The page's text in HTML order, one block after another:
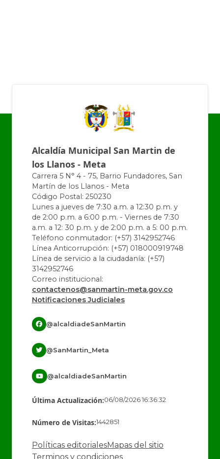
Alcaldía Municipal San Martin de
los Llanos - Meta
Carrera 5 N° 4 - 75, Barrio Fundadores, San
Martín de los Llanos - Meta
Código Postal: 250230
Lunes a jueves de 7:30 a.m. a 12:30 p.m. y
de 2:00 p.m. a 6:00 p.m. - Viernes de 7:30
a.m. a 12: 30 p.m. y de 2:00 p.m. a 5: 00 p.m.
Teléfono conmutador: (+57) 3142952746
Línea Anticorrupción: (+57) 018000919748
Línea de servicio a la ciudadanía: (+57)
3142952746
Correo institucional:
contactenos@sanmartin-meta.gov.co
Notificaciones Judiciales
@alcaldiadeSanMartin
@SanMartin_Meta
@alcaldiadeSanMartin
Última Actualización:06/08/2026 16:36:32
Número de Visitas:1442851
Políticas editorialesMapas del sitio
Terminos y condiciones